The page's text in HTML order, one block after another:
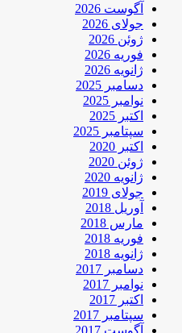
آگوست 2026
جولای 2026
ژوئن 2026
فوریه 2026
ژانویه 2026
دسامبر 2025
نوامبر 2025
اکتبر 2025
سپتامبر 2025
اکتبر 2020
ژوئن 2020
ژانویه 2020
جولای 2019
آوریل 2018
مارس 2018
فوریه 2018
ژانویه 2018
دسامبر 2017
نوامبر 2017
اکتبر 2017
سپتامبر 2017
آگوست 2017